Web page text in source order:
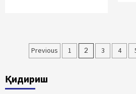
Maqolalar
harakatlanish
Previous 1 2 3 4
Қидириш